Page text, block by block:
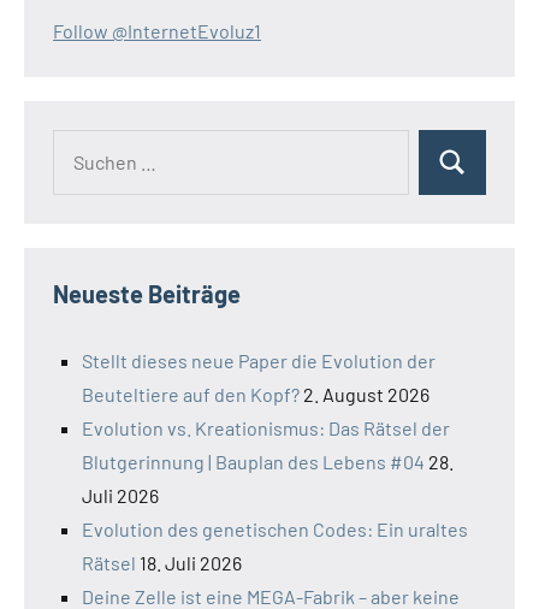
Follow @InternetEvoluz1
Suchen
Neueste Beiträge
Stellt dieses neue Paper die Evolution der
Beuteltiere auf den Kopf? 2. August 2026
Evolution vs. Kreationismus: Das Rätsel der
Blutgerinnung | Bauplan des Lebens #04 28.
Juli 2026
Evolution des genetischen Codes: Ein uraltes
Rätsel 18. Juli 2026
Deine Zelle ist eine MEGA-Fabrik – aber keine